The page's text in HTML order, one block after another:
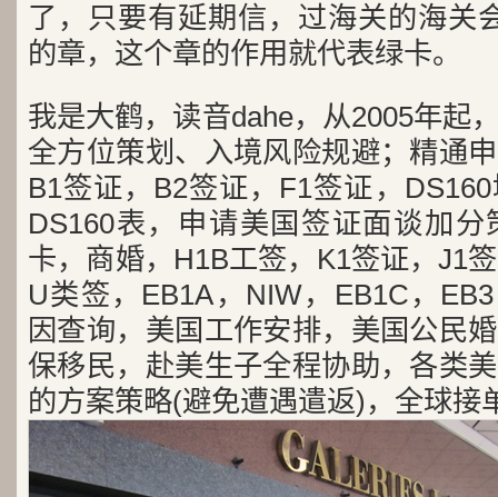
了，只要有延期信，过海关的海关
的章，这个章的作用就代表绿卡。
我是大鹤，读音dahe，从2005年起
全方位策划、入境风险规避；精通
B1签证，B2签证，F1签证，
DS160表，申请美国签证面谈加
卡，商婚，H1B工签，K1签证，J1
U类签，EB1A，NIW，EB1C，
因查询，美国工作安排，美国公民
保移民，赴美生子全程协助，各类
的方案策略(避免遭遇遣返)，全球接